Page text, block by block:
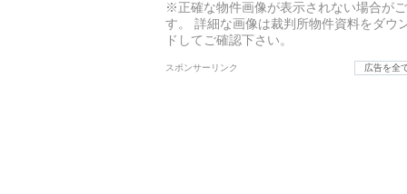
※正確な物件画像が表示されない場合が
す。 詳細な画像は裁判所物件資料をダウ
ドしてご確認下さい。
スポンサーリンク 広告を全